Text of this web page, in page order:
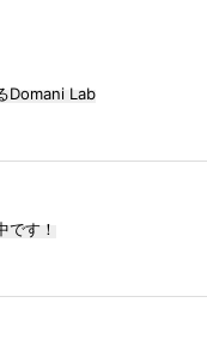
Domani Lab
です！